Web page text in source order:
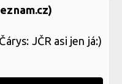
JČR asi jen já:)